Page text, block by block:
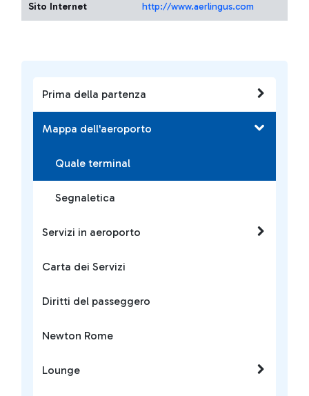
Prima della partenza
Mappa dell'aeroporto
Quale terminal
Segnaletica
Servizi in aeroporto
Carta dei Servizi
Diritti del passeggero
Newton Rome
Lounge
Sito Internet http://www.aerlingus.com